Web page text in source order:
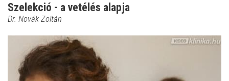
Szelekció - a vetélés alapja
Dr. Novák Zoltán